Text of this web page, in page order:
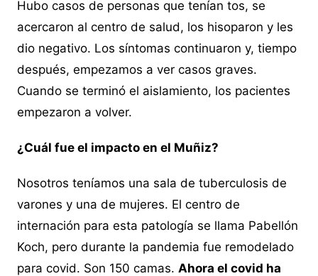
Hubo casos de personas que tenían tos, se
acercaron al centro de salud, los hisoparon y les
dio negativo. Los síntomas continuaron y, tiempo
después, empezamos a ver casos graves.
Cuando se terminó el aislamiento, los pacientes
empezaron a volver.
¿Cuál fue el impacto en el Muñiz?
Nosotros teníamos una sala de tuberculosis de
varones y una de mujeres. El centro de
internación para esta patología se llama Pabellón
Koch, pero durante la pandemia fue remodelado
para covid. Son 150 camas. Ahora el covid ha